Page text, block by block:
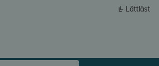
Lättläst